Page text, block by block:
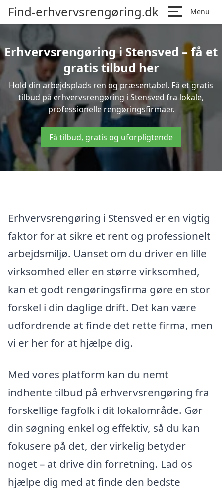
Find-erhvervsrengøring.dk Menu
Erhvervsrengøring i Stensved – få et
gratis tilbud her
Hold din arbejdsplads ren og præsentabel. Få et gratis
tilbud på erhvervsrengøring i Stensved fra lokale,
professionelle rengøringsfirmaer.
Få tilbud, gratis og uforpligtende
Erhvervsrengøring i Stensved er en vigtig
faktor for at sikre et rent og professionelt
arbejdsmiljø. Uanset om du driver en lille
virksomhed eller en større virksomhed,
kan et godt rengøringsfirma gøre en stor
forskel i din daglige drift. Det kan være
udfordrende at finde det rette firma, men
vi er her for at hjælpe dig.
Med vores platform kan du nemt
indhente tilbud på erhvervsrengøring fra
forskellige fagfolk i dit lokalområde. Gør
din søgning enkel og effektiv, så du kan
fokusere på det, der virkelig betyder
noget – at drive din forretning. Lad os
hjælpe dig med at finde den bedste